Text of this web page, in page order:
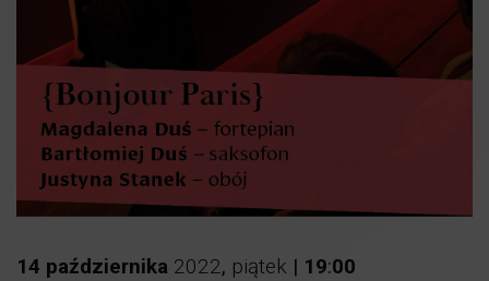
14 października 2022, piątek | 19:00